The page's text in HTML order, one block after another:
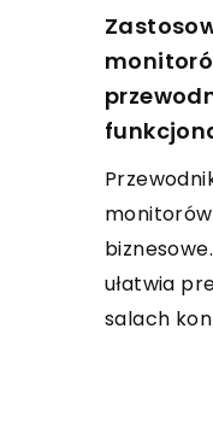
ułatwia
salach